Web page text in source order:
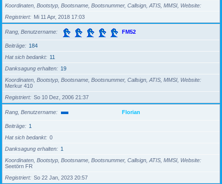
Koordinaten, Bootstyp, Bootsname, Bootsnummer, Callsign, ATIS, MMSI, Website
Registriert
Mi 11 Apr, 2018 17:03
Rang, Benutzername FM52
Beiträge
184
Hat sich bedankt
11
Danksagung erhalten
19
Koordinaten, Bootstyp, Bootsname, Bootsnummer, Callsign, ATIS, MMSI, Website
Merkur 410
Registriert
So 10 Dez, 2006 21:37
Rang, Benutzername Florian
Beiträge
1
Hat sich bedankt
0
Danksagung erhalten
1
Koordinaten, Bootstyp, Bootsname, Bootsnummer, Callsign, ATIS, MMSI, Website
Seetörn FR
Registriert
So 22 Jan, 2023 20:57